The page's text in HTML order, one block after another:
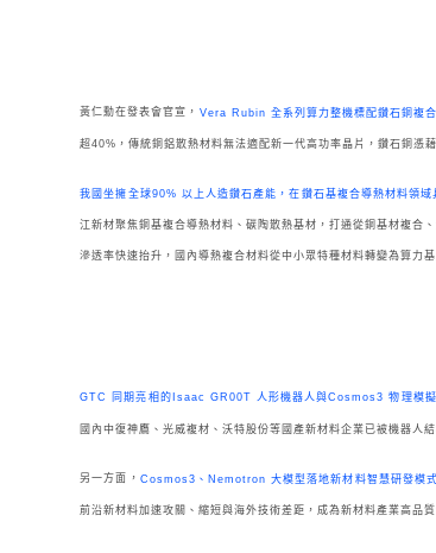
黃仁勳在發表會官宣， Vera Rubin 全系列算力整機標配鑽石銅複
超40%，傳統銅鋁散熱材料無法適配新一代高功率晶片，鑽石銅憑
我國坐擁全球90% 以上人造鑽石產能，在鑽石基複合導熱材料領
江新材聚焦銅基複合導熱材料、碳陶散熱基材，打通從銅基材複
滲透率快速抬升，國內導熱複合材料從中小眾特種材料轉變為算力
GTC 同期亮相的Isaac GR00T 人形機器人與Cosmos3 物理模擬
國內中復神鷹、光威複材、沃特股份等國產新材料企業已被機器人
另一方面， Cosmos3、Nemotron 大模型落地新材料智慧研發模
前沿新材料加速攻關、縮短與海外技術差距，成為新材料產業高品質